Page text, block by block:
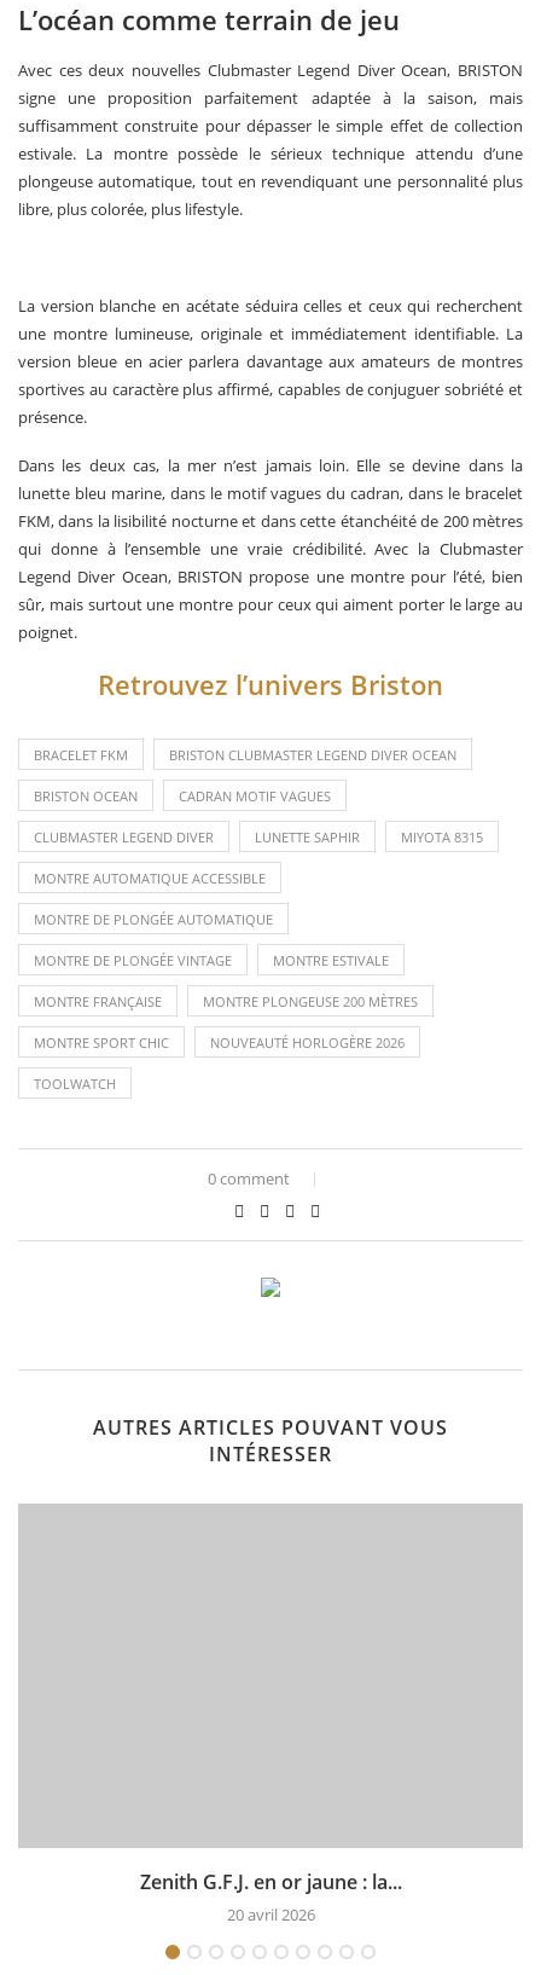
L’océan comme terrain de jeu
Avec ces deux nouvelles Clubmaster Legend Diver Ocean, BRISTON
signe une proposition parfaitement adaptée à la saison, mais
suffisamment construite pour dépasser le simple effet de collection
estivale. La montre possède le sérieux technique attendu d’une
plongeuse automatique, tout en revendiquant une personnalité plus
libre, plus colorée, plus lifestyle.
La version blanche en acétate séduira celles et ceux qui recherchent
une montre lumineuse, originale et immédiatement identifiable. La
version bleue en acier parlera davantage aux amateurs de montres
sportives au caractère plus affirmé, capables de conjuguer sobriété et
présence.
Dans les deux cas, la mer n’est jamais loin. Elle se devine dans la
lunette bleu marine, dans le motif vagues du cadran, dans le bracelet
FKM, dans la lisibilité nocturne et dans cette étanchéité de 200 mètres
qui donne à l’ensemble une vraie crédibilité. Avec la Clubmaster
Legend Diver Ocean, BRISTON propose une montre pour l’été, bien
sûr, mais surtout une montre pour ceux qui aiment porter le large au
poignet.
Retrouvez l’univers Briston
BRACELET FKM BRISTON CLUBMASTER LEGEND DIVER OCEAN
BRISTON OCEAN CADRAN MOTIF VAGUES
CLUBMASTER LEGEND DIVER LUNETTE SAPHIR MIYOTA 8315
MONTRE AUTOMATIQUE ACCESSIBLE
MONTRE DE PLONGÉE AUTOMATIQUE
MONTRE DE PLONGÉE VINTAGE MONTRE ESTIVALE
MONTRE FRANÇAISE MONTRE PLONGEUSE 200 MÈTRES
MONTRE SPORT CHIC NOUVEAUTÉ HORLOGÈRE 2026
TOOLWATCH
0 comment
AUTRES ARTICLES POUVANT VOUS
INTÉRESSER
Zenith G.F.J. en or jaune : la...
20 avril 2026